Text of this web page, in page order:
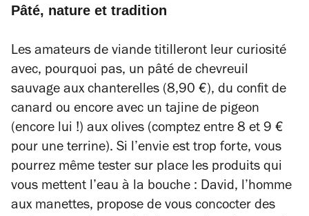
Pâté, nature et tradition
Les amateurs de viande titilleront leur curiosité
avec, pourquoi pas, un pâté de chevreuil
sauvage aux chanterelles (8,90 €), du confit de
canard ou encore avec un tajine de pigeon
(encore lui !) aux olives (comptez entre 8 et 9 €
pour une terrine). Si l’envie est trop forte, vous
pourrez même tester sur place les produits qui
vous mettent l’eau à la bouche : David, l’homme
aux manettes, propose de vous concocter des